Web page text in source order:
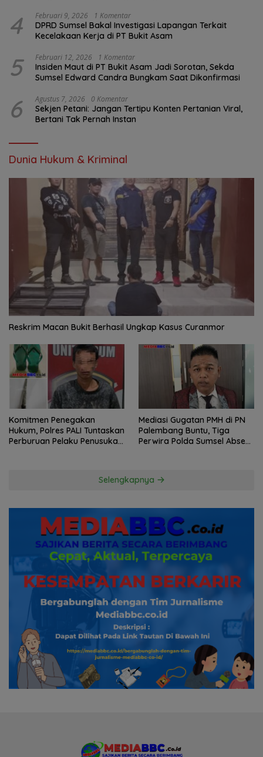
4 Februari 9, 2026 1 Komentar
DPRD Sumsel Bakal Investigasi Lapangan Terkait
Kecelakaan Kerja di PT Bukit Asam
5 Februari 12, 2026 1 Komentar
Insiden Maut di PT Bukit Asam Jadi Sorotan, Sekda
Sumsel Edward Candra Bungkam Saat Dikonfirmasi
6 Agustus 7, 2026 0 Komentar
Sekjen Petani: Jangan Tertipu Konten Pertanian Viral,
Bertani Tak Pernah Instan
Dunia Hukum & Kriminal
Reskrim Macan Bukit Berhasil Ungkap Kasus Curanmor
Komitmen Penegakan
Hukum, Polres PALI Tuntaskan
Perburuan Pelaku Penusukan
Mediasi Gugatan PMH di PN
Palembang Buntu, Tiga
Perwira Polda Sumsel Absen,
Selengkapnya